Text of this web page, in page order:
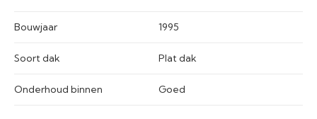
Bouwjaar 1995
Soort dak Plat dak
Onderhoud binnen Goed